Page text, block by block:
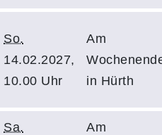
So.
14.02.2027,
10.00 Uhr
Am
in Hürth
Sa.
Am